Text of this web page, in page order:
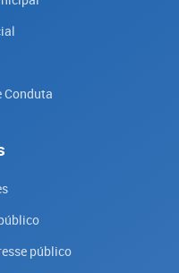
Conduta
público